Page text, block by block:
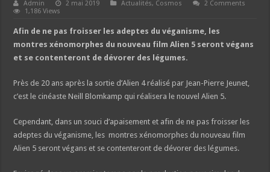
Admin 2 mai 2019 Actualités, Cosmos
2 Comments
1,186 Views
Afin de ne pas froisser les adeptes du véganisme, les
montres xénomorphes du nouveau film Alien 5 seront végans
et se contenteront de dévorer des légumes.
Près de 20 ans après la sortie d’Alien 4 réalisé par Jean-Pierre Jeunet,
c’est le cinéaste Neill Blomkamp qui réalisera le nouvel Alien 5.
Cependant, dans un souci d’apaisement et afin de ne pas froisser les
adeptes du véganisme, les montres xénomorphes du nouveau film
Alien 5 seront végans et se contenteront de dévorer des légumes.